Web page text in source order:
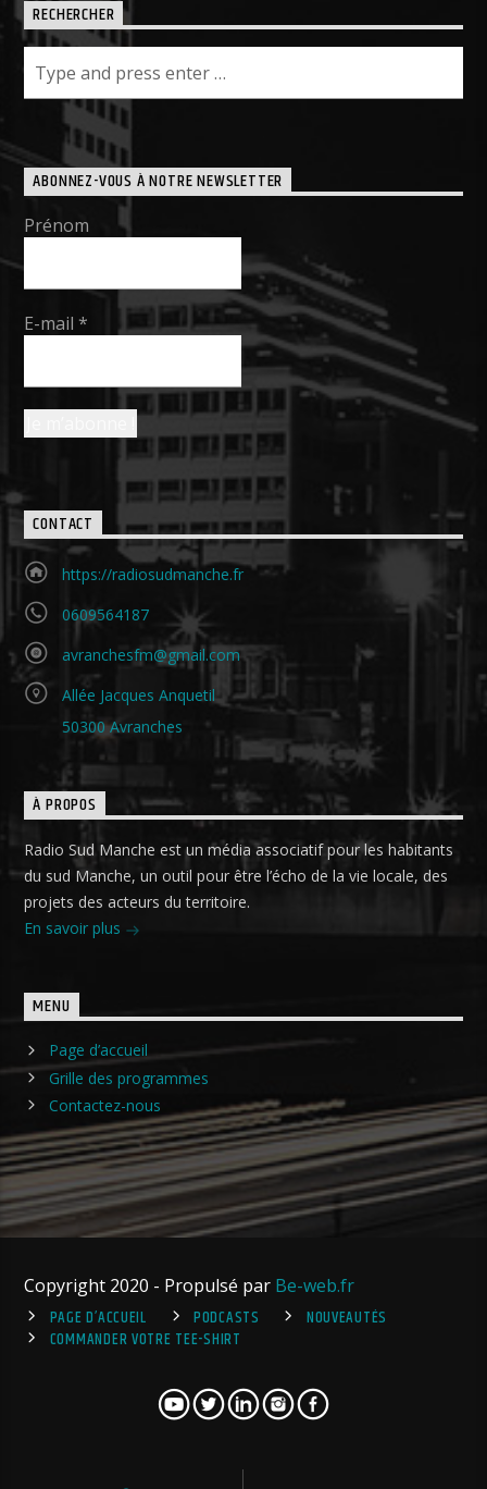
RECHERCHER
ABONNEZ-VOUS À NOTRE NEWSLETTER
Prénom
E-mail*
CONTACT
https://radiosudmanche.fr
0609564187
avranchesfm@gmail.com
Allée Jacques Anquetil
50300 Avranches
À PROPOS
Radio Sud Manche est un média associatif pour les habitants
du sud Manche, un outil pour être l’écho de la vie locale, des
projets des acteurs du territoire.
En savoir plus
MENU
Page d’accueil
Grille des programmes
Contactez-nous
Copyright 2020 - Propulsé par Be-web.fr
PAGE D’ACCUEIL
PODCASTS
NOUVEAUTÉS
COMMANDER VOTRE TEE-SHIRT